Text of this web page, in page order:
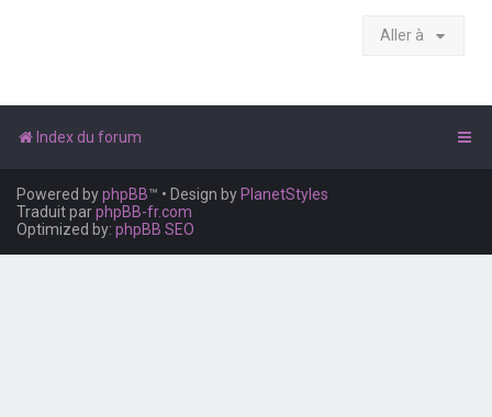
Aller à
Index du forum
Powered byphpBB™ • Design by PlanetStyles
Traduit parphpBB-fr.com
Optimized by: phpBB SEO